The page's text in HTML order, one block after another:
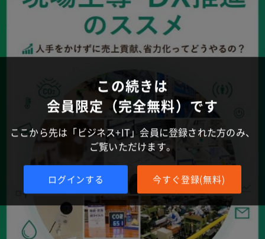
この続きは
会員限定（完全無料）です
ここから先は「ビジネス+IT」会員に登録された方のみ、
ご覧いただけます。
ログインする 今すぐ登録(無料)